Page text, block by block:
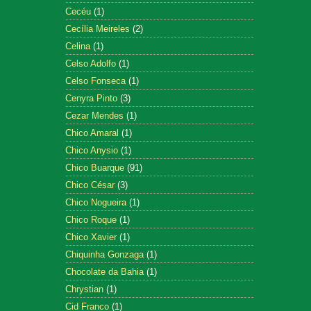
Cecéu (1)
Cecília Meireles (2)
Celina (1)
Celso Adolfo (1)
Celso Fonseca (1)
Cenyra Pinto (3)
Cezar Mendes (1)
Chico Amaral (1)
Chico Anysio (1)
Chico Buarque (91)
Chico César (3)
Chico Nogueira (1)
Chico Roque (1)
Chico Xavier (1)
Chiquinha Gonzaga (1)
Chocolate da Bahia (1)
Chrystian (1)
Cid Franco (1)